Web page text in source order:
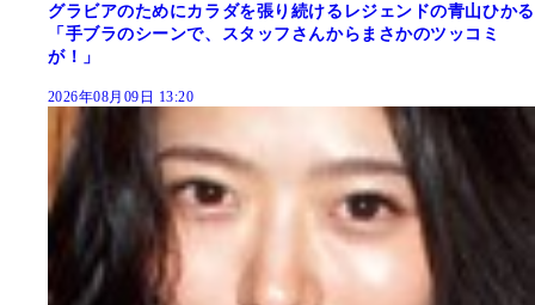
グラビアのためにカラダを張り続けるレジェンドの青山ひかる
「手ブラのシーンで、スタッフさんからまさかのツッコミ
が！」
2026年08月09日 13:20